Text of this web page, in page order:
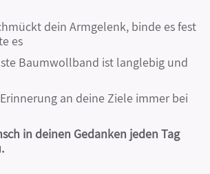
dein Armgelenk, binde es fest
es
Baumwollband ist langlebig und
an deine Ziele immer bei
in deinen Gedanken jeden Tag